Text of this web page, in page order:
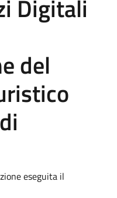
Digitali
del
eseguita il